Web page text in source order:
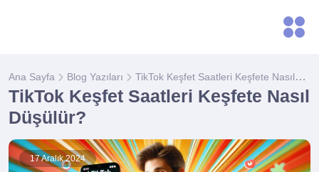
Ana Sayfa Blog Yazıları TikTok Keşfet Saatleri Keşfete Nasıl Düşülür?
TikTok Keşfet Saatleri Keşfete Nasıl
Düşülür?
17 Aralık 2024